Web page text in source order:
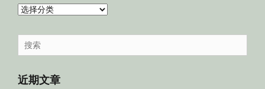
内
导
航
Search
for:
近期文章